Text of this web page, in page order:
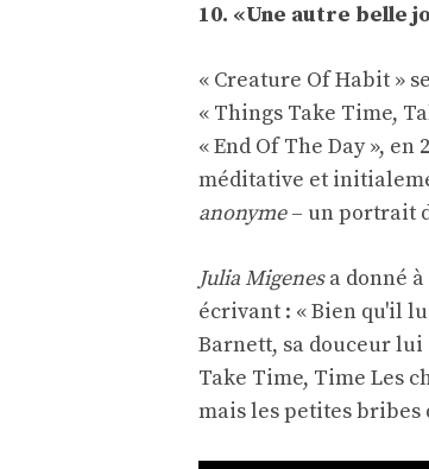
10. «Une autre belle
« Creature Of Habit »
« Things Take Time,
« End Of The Day »,
méditative et
anonyme– un portrait
Julia Migenesa donné
écrivant : « Bien qu'il
Barnett, sa douceur
Take Time, Time Les
mais les petites bribes